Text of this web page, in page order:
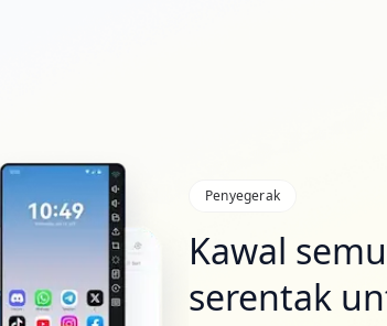
Penyegerak
Kawal
serentak